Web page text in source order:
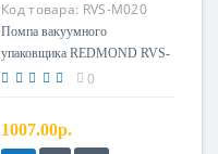
Код товара: RVS-M020
Помпа в сборе
Помпа вакуумного
упаковщика REDMOND RVS-
M020 (в сборе) 0
1007.00р.